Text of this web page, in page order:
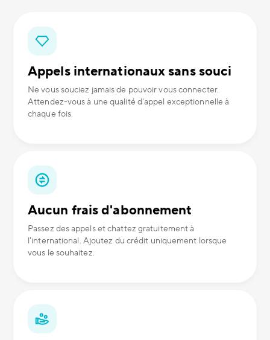
Appels internationaux sans souci
Ne vous souciez jamais de pouvoir vous connecter.
Attendez-vous à une qualité d'appel exceptionnelle à
chaque fois.
Aucun frais d'abonnement
Passez des appels et chattez gratuitement à
l'international. Ajoutez du crédit uniquement lorsque
vous le souhaitez.